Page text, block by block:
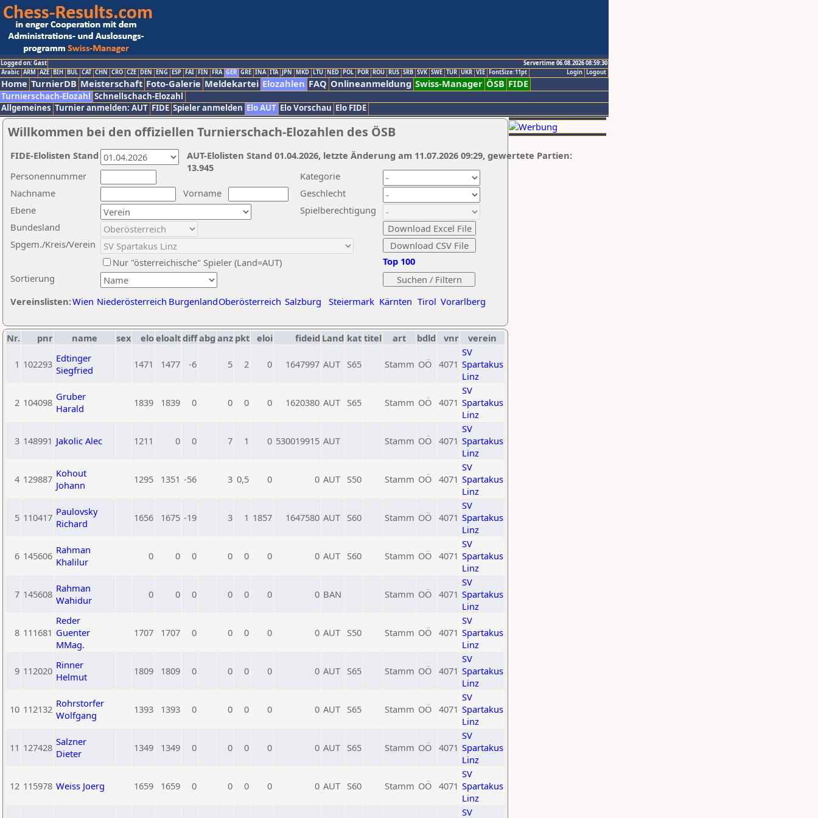
Logged on: Gast
Servertime 06.08.2026 08:59:30
Logout
Login
Arabic ARM AZE BIH BUL CAT CHN CRO CZE DEN ENG ESP FAI FIN FRA GER GRE INA ITA JPN MKD LTU NED POL POR ROU RUS SRB SVK SWE TUR UKR VIE FontSize:11pt
Home TurnierDB Meisterschaft Foto-Galerie Meldekartei Elozahlen FAQ Onlineanmeldung Swiss-Manager ÖSB FIDE
Turnierschach-Elozahl Schnellschach-Elozahl
Allgemeines Turnier anmelden: AUT FIDE Spieler anmelden Elo AUT Elo Vorschau Elo FIDE
Willkommen bei den offiziellen Turnierschach-Elozahlen des ÖSB
Nachname
Vorname
Ebene
Kategorie
Sortierung
Personennummer
Bundesland
Spgem./Kreis/Verein
Geschlecht
Nur "österreichische" Spieler (Land=AUT)
Spielberechtigung
Vereinslisten:Wien Niederösterreich BurgenlandOberösterreich Salzburg Steiermark Kärnten Tirol Vorarlberg
Top 100
AUT-Elolisten Stand 01.04.2026, letzte Änderung am 11.07.2026 09:29, gewertete Partien:
13.945
FIDE-Elolisten Stand
Nr. pnr name sex eloeloaltdiffabg anz pkt eloi fideid Land kat titel art bdld vnr verein
1 102293 Edtinger
Siegfried
1471 1477 -6 5 2 0 1647997 AUT S65 Stamm OÖ 4071
SV
Spartakus
Linz
2 104098 Gruber
Harald
1839 1839 0 0 0 0 1620380 AUT S65 Stamm OÖ 4071
SV
Spartakus
Linz
3 148991 Jakolic Alec 1211 0 0 7 1 0 530019915 AUT Stamm OÖ 4071
SV
Spartakus
Linz
4 129887 Kohout
Johann
1295 1351 -56 3 0,5 0 0 AUT S50 Stamm OÖ 4071
SV
Spartakus
Linz
5 110417 Paulovsky
Richard
1656 1675 -19 3 1 1857 1647580 AUT S60 Stamm OÖ 4071
SV
Spartakus
Linz
6 145606 Rahman
Khalilur
0 0 0 0 0 0 0 AUT S60 Stamm OÖ 4071
SV
Spartakus
Linz
7 145608 Rahman
Wahidur
0 0 0 0 0 0 0 BAN Stamm OÖ 4071
SV
Spartakus
Linz
8 111681
Reder
Guenter
MMag.
1707 1707 0 0 0 0 0 AUT S50 Stamm OÖ 4071
SV
Spartakus
Linz
9 112020 Rinner
Helmut
1809 1809 0 0 0 0 0 AUT S65 Stamm OÖ 4071
SV
Spartakus
Linz
10 112132 Rohrstorfer
Wolfgang
1393 1393 0 0 0 0 0 AUT S65 Stamm OÖ 4071
SV
Spartakus
Linz
11 127428 Salzner
Dieter
1349 1349 0 0 0 0 0 AUT S65 Stamm OÖ 4071
SV
Spartakus
Linz
12 115978 Weiss Joerg 1659 1659 0 0 0 0 0 AUT S60 Stamm OÖ 4071
SV
Spartakus
Linz
SV